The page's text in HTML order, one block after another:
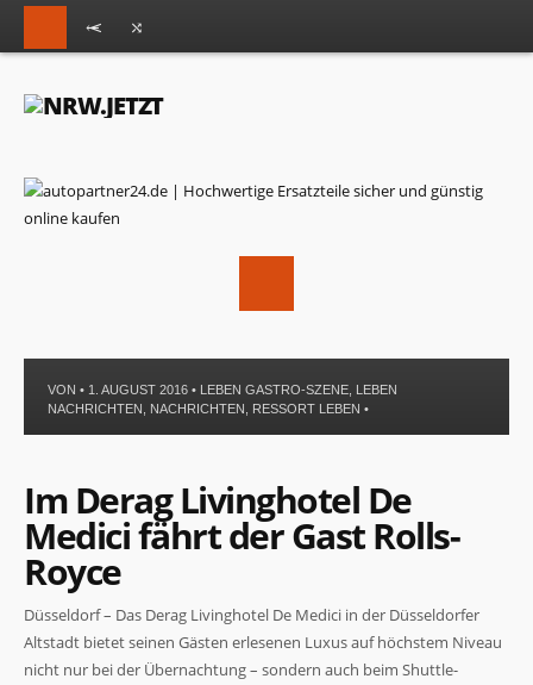
VON • 1. AUGUST 2016 • LEBEN GASTRO-SZENE LEBEN
NACHRICHTEN
NACHRICHTEN RESSORT LEBEN •
Im Derag Livinghotel De
Medici fährt der Gast Rolls-
Royce
Düsseldorf – Das Derag Livinghotel De Medici in der Düsseldorfer
Altstadt bietet seinen Gästen erlesenen Luxus auf höchstem Niveau
nicht nur bei der Übernachtung – sondern auch beim Shuttle-